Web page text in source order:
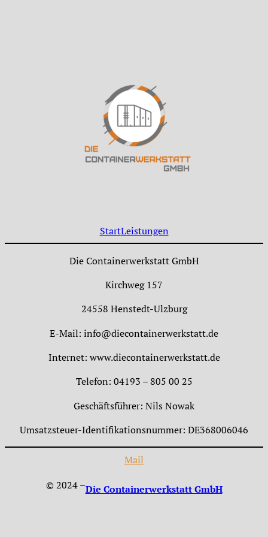
StartLeistungen
Die Containerwerkstatt GmbH
Kirchweg 157
24558 Henstedt-Ulzburg
E-Mail: info@diecontainerwerkstatt.de
Internet: www.diecontainerwerkstatt.de
Telefon: 04193 – 805 00 25
Geschäftsführer: Nils Nowak
Umsatzsteuer-Identifikationsnummer: DE368006046
Mail
© 2024 –Die Containerwerkstatt GmbH